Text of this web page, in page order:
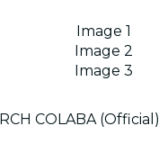
Image 1
Image 2
Image 3
COLABA (Official)